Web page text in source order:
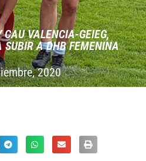
CAU VALENCIA-GEIEG,
SUBIR A DHB FEMENINA
2020